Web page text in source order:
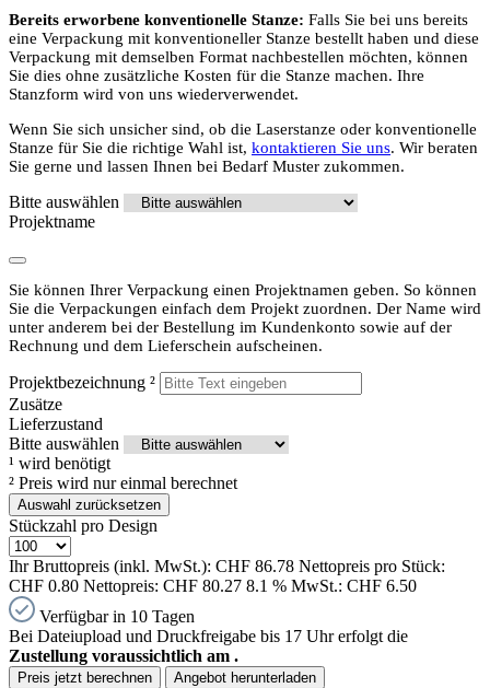
Bereits erworbene konventionelle Stanze: Falls Sie bei uns bereits
eine Verpackung mit konventioneller Stanze bestellt haben und diese
Verpackung mit demselben Format nachbestellen möchten, können
Sie dies ohne zusätzliche Kosten für die Stanze machen. Ihre
Stanzform wird von uns wiederverwendet.
Wenn Sie sich unsicher sind, ob die Laserstanze oder konventionelle
Stanze für Sie die richtige Wahl ist, kontaktieren Sie uns. Wir beraten
Sie gerne und lassen Ihnen bei Bedarf Muster zukommen.
Bitte auswählen
Projektname
Sie können Ihrer Verpackung einen Projektnamen geben. So können
Sie die Verpackungen einfach dem Projekt zuordnen. Der Name wird
unter anderem bei der Bestellung im Kundenkonto sowie auf der
Rechnung und dem Lieferschein aufscheinen.
Projektbezeichnung ²
Zusätze
Lieferzustand
Bitte auswählen
¹ wird benötigt
² Preis wird nur einmal berechnet
Auswahl zurücksetzen
Stückzahl pro Design
Ihr Bruttopreis (inkl. MwSt.): CHF 86.78 Nettopreis pro Stück:
CHF 0.80 Nettopreis: CHF 80.27 8.1 % MwSt.: CHF 6.50
Verfügbar in 10 Tagen
Bei Dateiupload und Druckfreigabe bis 17 Uhr erfolgt die
Zustellung voraussichtlich am .
Preis jetzt berechnen
Angebot herunterladen